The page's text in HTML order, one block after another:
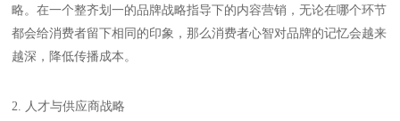
略。在一个整齐划一的品牌战略指导下的内容营销，无论在哪个环节
都会给消费者留下相同的印象，那么消费者心智对品牌的记忆会越来
越深，降低传播成本。
2. 人才与供应商战略